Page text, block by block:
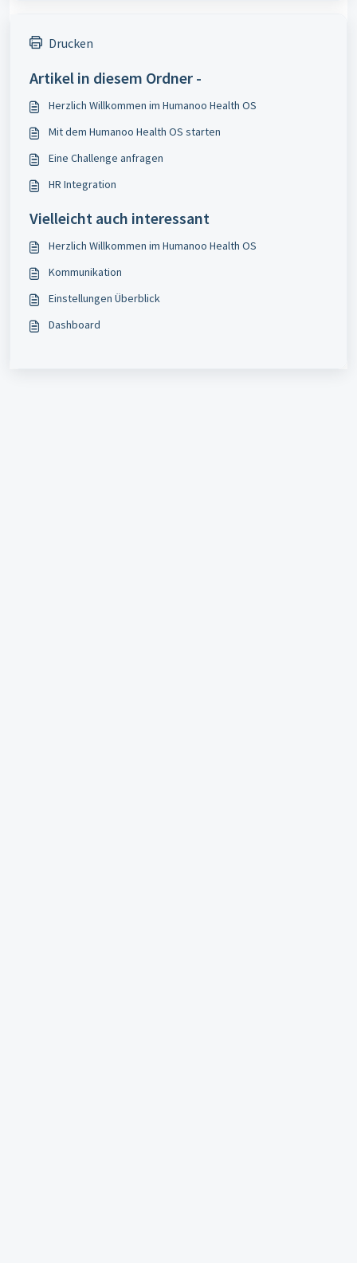
Drucken
Artikel in diesem Ordner -
Herzlich Willkommen im Humanoo Health OS
Mit dem Humanoo Health OS starten
Eine Challenge anfragen
HR Integration
Vielleicht auch interessant
Herzlich Willkommen im Humanoo Health OS
Kommunikation
Einstellungen Überblick
Dashboard